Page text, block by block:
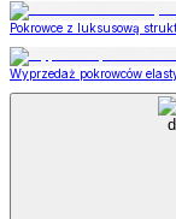
Pokrowce z luksusową
Wyprzedaż pokrowców